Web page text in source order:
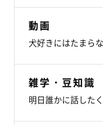
動画
犬好きにはたまら
雑学・豆知識
明日誰かに話した